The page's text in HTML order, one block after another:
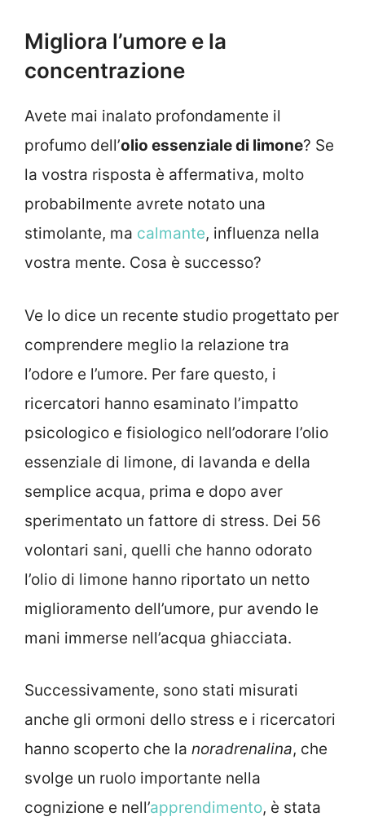
Migliora l’umore e la
concentrazione
Avete mai inalato profondamente il
profumo dell’olio essenziale di limone? Se
la vostra risposta è affermativa, molto
probabilmente avrete notato una
stimolante, ma calmante, influenza nella
vostra mente. Cosa è successo?
Ve lo dice un recente studio progettato per
comprendere meglio la relazione tra
l’odore e l’umore. Per fare questo, i
ricercatori hanno esaminato l’impatto
psicologico e fisiologico nell’odorare l’olio
essenziale di limone, di lavanda e della
semplice acqua, prima e dopo aver
sperimentato un fattore di stress. Dei 56
volontari sani, quelli che hanno odorato
l’olio di limone hanno riportato un netto
miglioramento dell’umore, pur avendo le
mani immerse nell’acqua ghiacciata.
Successivamente, sono stati misurati
anche gli ormoni dello stress e i ricercatori
hanno scoperto che la noradrenalina, che
svolge un ruolo importante nella
cognizione e nell’apprendimento, è stata